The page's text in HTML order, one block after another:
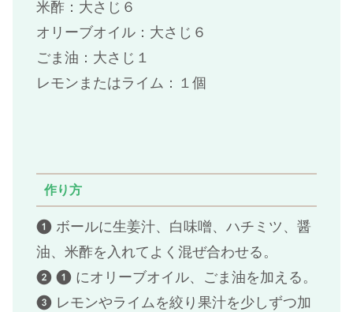
米酢：大さじ６
オリーブオイル：大さじ６
ごま油：大さじ１
レモンまたはライム：１個
作り方
❶ ボールに生姜汁、白味噌、ハチミツ、醤
油、米酢を入れてよく混ぜ合わせる。
❷ ❶ にオリーブオイル、ごま油を加える。
❸ レモンやライムを絞り果汁を少しずつ加